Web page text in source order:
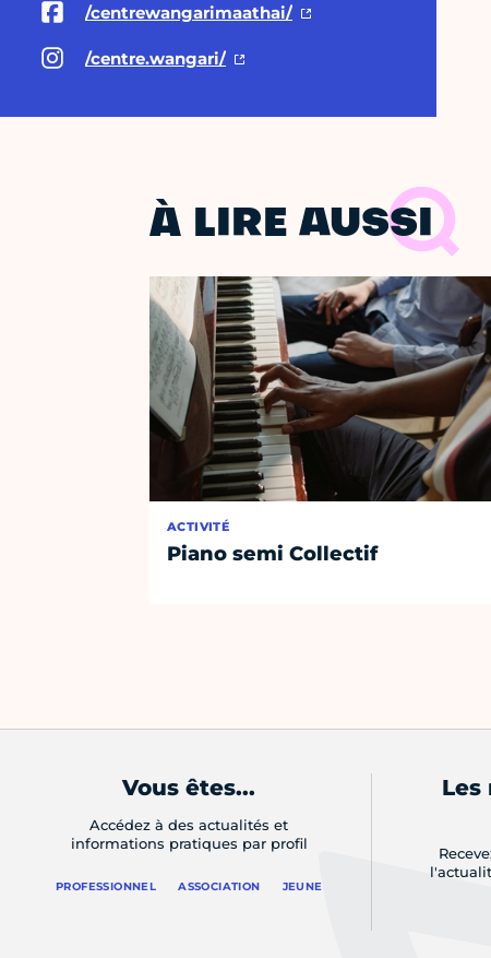
/centrewangarimaathai/
/centre.wangari/
À LIRE AUSSI
ACTIVITÉ
Piano semi Collectif
Vous êtes...
Accédez à des actualités et
informations pratiques par profil
PROFESSIONNEL ASSOCIATION JEUNE
Les